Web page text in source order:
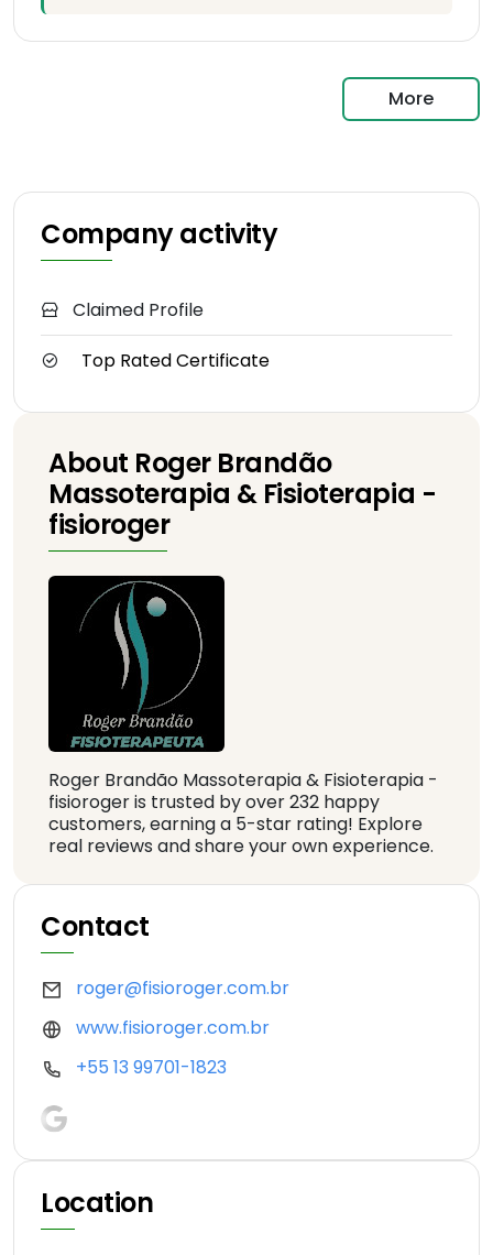
More
Company activity
Claimed Profile
Top Rated Certificate
About Roger Brandão
Massoterapia & Fisioterapia -
fisioroger
Roger Brandão Massoterapia & Fisioterapia -
fisioroger is trusted by over 232 happy
customers, earning a 5-star rating! Explore
real reviews and share your own experience.
Contact
roger@fisioroger.com.br
www.fisioroger.com.br
+55 13 99701-1823
Location